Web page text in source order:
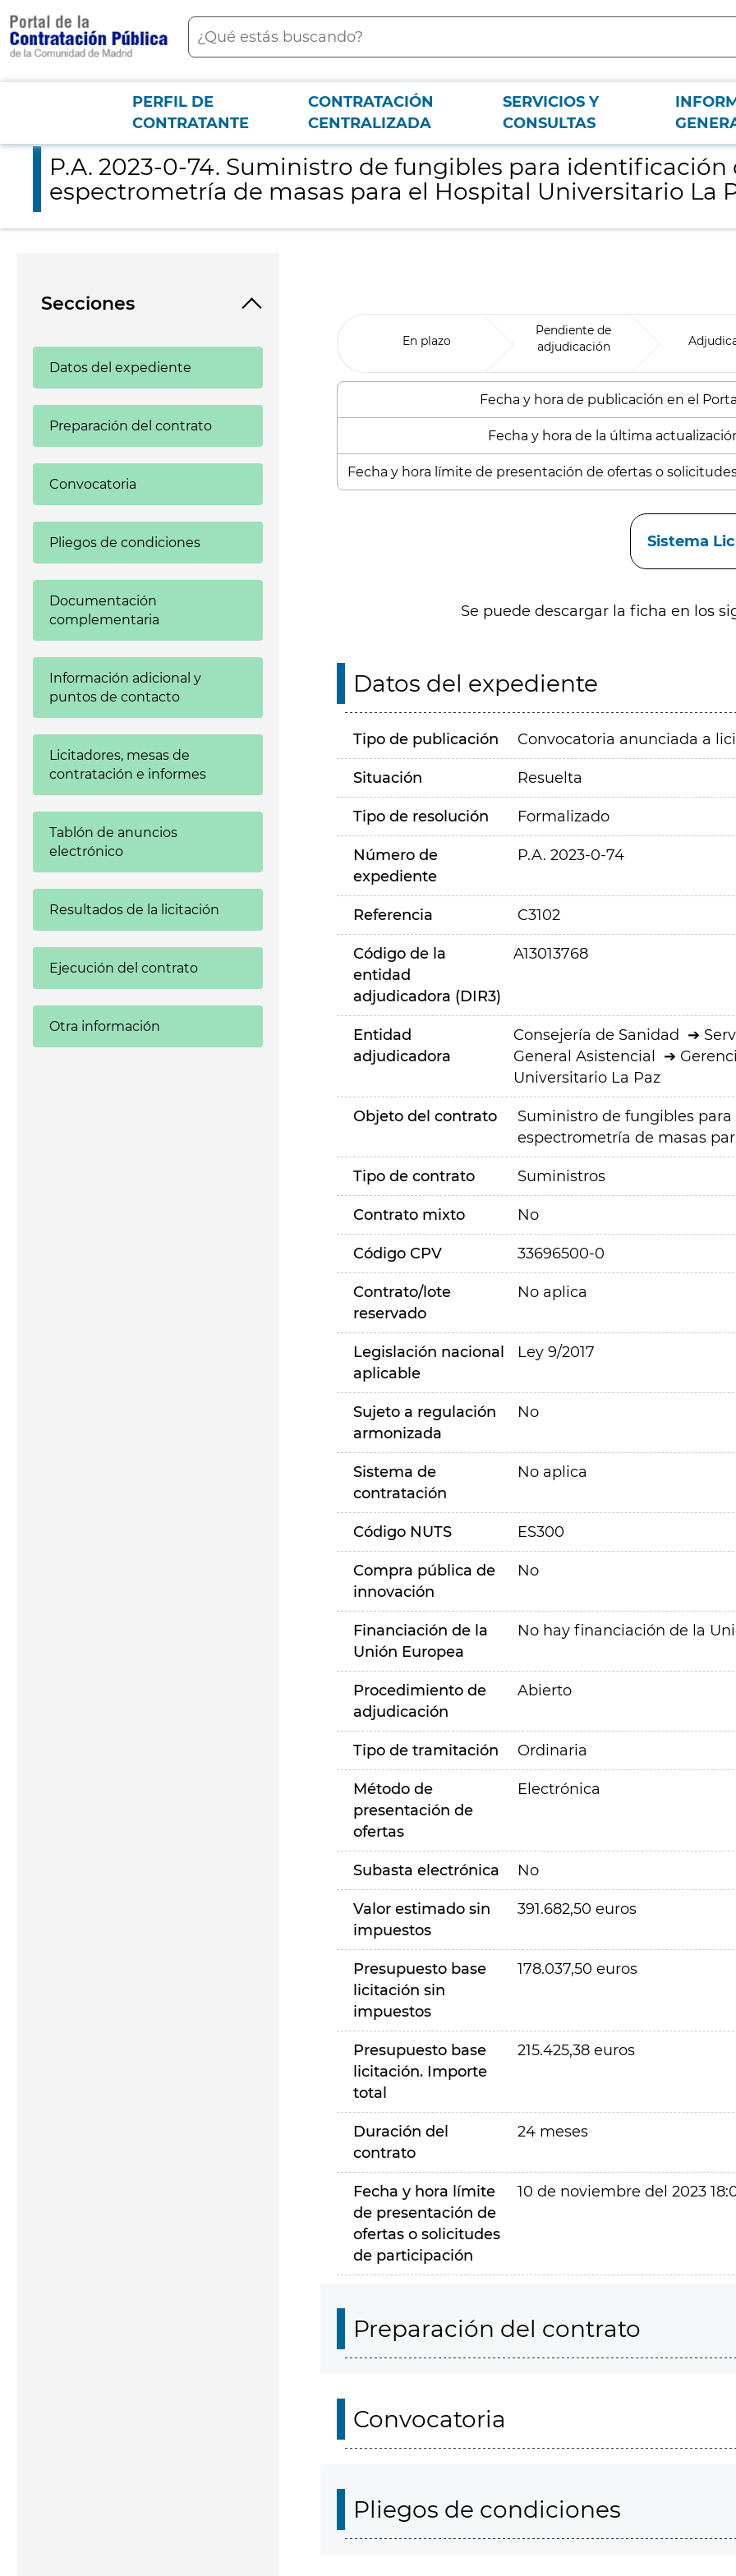
contenido
principal
Buscar
Menú PCON
PERFIL DE
CONTRATANTE
CONTRATACIÓN
CENTRALIZADA
SERVICIOS Y
CONSULTAS
P.A. 2023-0-74. Suministro de fungibles para identificación de microorganismos por espectrometría de masas para el Hospital Universitario
P.A. 2023-0-74. Suministro de fungibles para
espectrometría de masas para el Hospital Universitario La
Secciones
Datos del expediente
Preparación del contrato
Convocatoria
Pliegos de condiciones
Documentación
complementaria
Información adicional y
puntos de contacto
Licitadores, mesas de
contratación e informes
Tablón de anuncios
electrónico
Resultados de la licitación
Ejecución del contrato
Otra información
En plazo
Pendiente de
adjudicación
Fecha y hora de publicación en el
Fecha y hora de la última
Fecha y hora límite de presentación de ofertas o
Sistema
Se puede descargar la ficha en los
Datos del expediente
Tipo de publicación Convocatoria anunciada a
Situación Resuelta
Tipo de resolución Formalizado
Número de
expediente
P.A. 2023-0-74
Referencia C3102
Código de la
entidad
adjudicadora (DIR3)
A13013768
Entidad
adjudicadora
Consejería de Sanidad
General Asistencial
Universitario La Paz
Objeto del contrato
Suministro de fungibles
espectrometría de masas
Tipo de contrato Suministros
Contrato mixto No
Código CPV 33696500-0
Contrato/lote
reservado
No aplica
Legislación nacional
aplicable
Ley 9/2017
Sujeto a regulación
armonizada
No
Sistema de
contratación
No aplica
Código NUTS ES300
Compra pública de
innovación
No
Financiación de la
Unión Europea
No hay financiación de la
Procedimiento de
adjudicación
Abierto
Tipo de tramitación Ordinaria
Método de
presentación de
ofertas
Electrónica
Subasta electrónica No
Valor estimado sin
impuestos
391.682,50 euros
Presupuesto base
licitación sin
impuestos
178.037,50 euros
Presupuesto base
licitación. Importe
total
215.425,38 euros
Duración del
contrato
24 meses
Fecha y hora límite
de presentación de
ofertas o solicitudes
de participación
10 de noviembre del 2023
Preparación del contrato
Convocatoria
Pliegos de condiciones